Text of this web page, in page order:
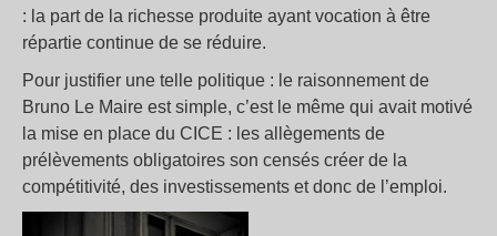
: la part de la richesse produite ayant vocation à être
répartie continue de se réduire.
Pour justifier une telle politique : le raisonnement de
Bruno Le Maire est simple, c’est le même qui avait motivé
la mise en place du CICE : les allègements de
prélèvements obligatoires son censés créer de la
compétitivité, des investissements et donc de l’emploi.